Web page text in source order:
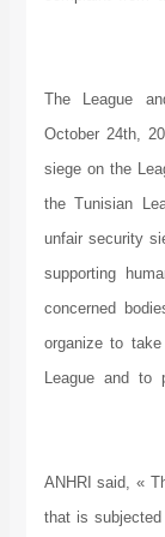
The League
October 24th,
siege on the
the Tunisian
unfair security
supporting
concerned
organize to
League and to
ANHRI said, «
that is